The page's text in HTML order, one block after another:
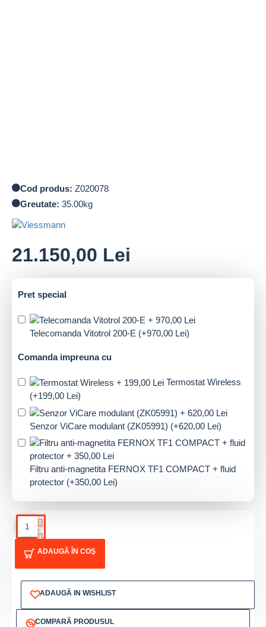
Cod produs: Z020078
Greutate: 35.00kg
21.150,00 Lei
Pret special
Telecomanda Vitotrol 200-E (+970,00 Lei)
Comanda impreuna cu
Termostat Wireless
(+199,00 Lei)
Senzor ViCare modulant (ZK05991) (+620,00 Lei)
Filtru anti-magnetita FERNOX TF1 COMPACT + fluid
protector (+350,00 Lei)
ADAUGĂ ÎN COŞ
ADAUGĂ IN WISHLIST
COMPARĂ PRODUSUL